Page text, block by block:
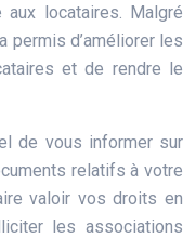
locataires. Malgré
permis d’améliorer les
et de rendre le
de vous informer sur
relatifs à votre
valoir vos droits en
les associations